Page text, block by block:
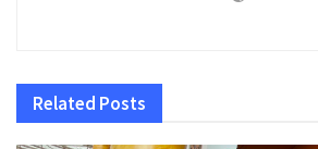
Related Posts